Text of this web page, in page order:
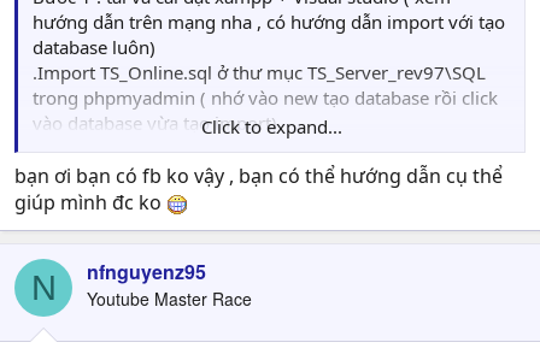
hướng dẫn trên mạng nha , có hướng dẫn import với tạo
database luôn)
.Import TS_Online.sql ở thư mục TS_Server_rev97\SQL
trong phpmyadmin ( nhớ vào new tạo database rồi click
vào database vừa tạo import)
.Vào TS_Server_rev97\TS_Server\bin\Debug mở
dbconfig.txt
...đổi tên database trùng với database bạn vừa tạo trong
phpmyadmin
trên của mình
.Vào TS_Server_rev97\TS_Server mở TSServer.cs(cài Visual
studio xong mới mở được) tìm đến dòng :
Click to expand...
bạn ơi bạn có fb ko vậy , bạn có thể hướng dẫn cụ thể
giúp mình đc ko
N nfnguyenz95
Youtube Master Race